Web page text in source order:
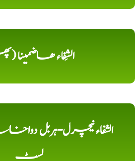
الشِفاء ھاضمینا
الشفاء نیچرل-ہربل
لسٹ